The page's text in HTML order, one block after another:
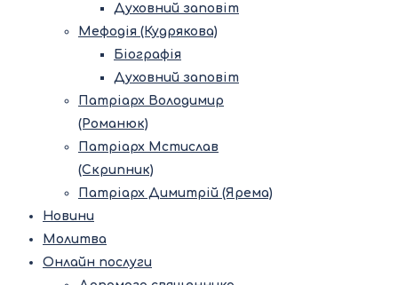
Духовний заповіт
Мефодія (Кудрякова)
Біографія
Духовний заповіт
Патріарх Володимир
(Романюк)
Патріарх Мстислав
(Скрипник)
Патріарх Димитрій (Ярема)
Новини
Молитва
Онлайн послуги